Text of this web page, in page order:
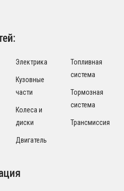
Электрика
Кузовные
части
Колеса и
диски
Двигатель
Топливная
система
Тормозная
система
Трансмиссия